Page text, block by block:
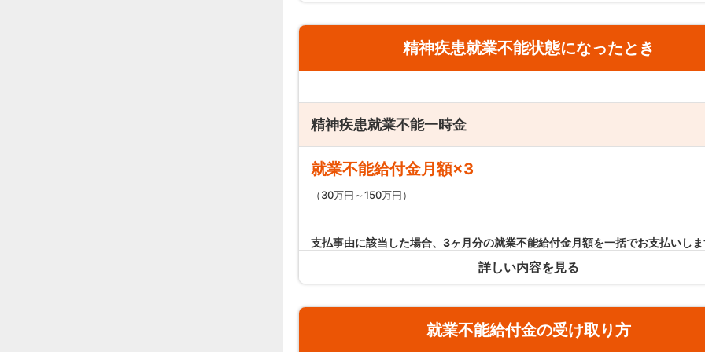
支払条件
元のお仕事（現職）に復帰できないときを対象にした給付金ではありません。
精神疾患就業不能状態になったとき
精神疾患就業不能一時金
就業不能給付金月額×3
（30万円～150万円）
支払事由に該当した場合、3ヶ月分の就業不能給付金月額を一括でお支払いしま
詳しい内容を見る
就業不能給付金の受け取り方